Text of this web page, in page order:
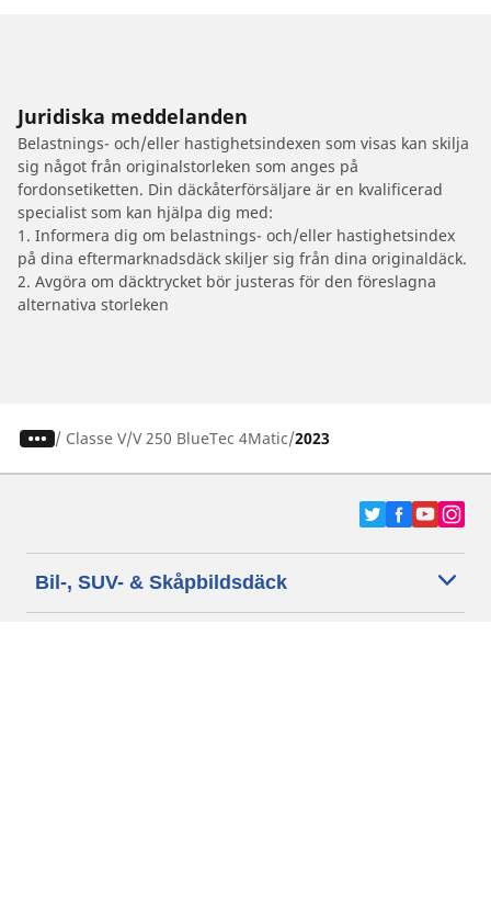
Juridiska meddelanden
Belastnings- och/eller hastighetsindexen som visas kan skilja
sig något från originalstorleken som anges på
fordonsetiketten. Din däckåterförsäljare är en kvalificerad
specialist som kan hjälpa dig med:
1. Informera dig om belastnings- och/eller hastighetsindex
på dina eftermarknadsdäck skiljer sig från dina originaldäck.
2. Avgöra om däcktrycket bör justeras för den föreslagna
alternativa storleken
/ Classe V V 250 BlueTec 4Matic 2023
Bil-, SUV- & Skåpbildsdäck